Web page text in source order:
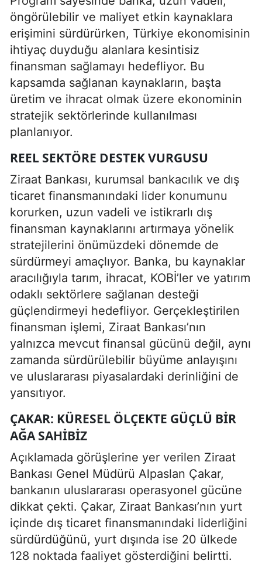
öngörülebilir ve maliyet etkin kaynaklara
erişimini sürdürürken, Türkiye ekonomisinin
ihtiyaç duyduğu alanlara kesintisiz
finansman sağlamayı hedefliyor. Bu
kapsamda sağlanan kaynakların, başta
üretim ve ihracat olmak üzere ekonominin
stratejik sektörlerinde kullanılması
planlanıyor.
REEL SEKTÖRE DESTEK VURGUSU
Ziraat Bankası, kurumsal bankacılık ve dış
ticaret finansmanındaki lider konumunu
korurken, uzun vadeli ve istikrarlı dış
finansman kaynaklarını artırmaya yönelik
stratejilerini önümüzdeki dönemde de
sürdürmeyi amaçlıyor. Banka, bu kaynaklar
aracılığıyla tarım, ihracat, KOBİ’ler ve yatırım
odaklı sektörlere sağlanan desteği
güçlendirmeyi hedefliyor. Gerçekleştirilen
finansman işlemi, Ziraat Bankası’nın
yalnızca mevcut finansal gücünü değil, aynı
zamanda sürdürülebilir büyüme anlayışını
ve uluslararası piyasalardaki derinliğini de
yansıtıyor.
ÇAKAR: KÜRESEL ÖLÇEKTE GÜÇLÜ BIR
AĞA SAHIBIZ
Açıklamada görüşlerine yer verilen Ziraat
Bankası Genel Müdürü Alpaslan Çakar,
bankanın uluslararası operasyonel gücüne
dikkat çekti. Çakar, Ziraat Bankası’nın yurt
içinde dış ticaret finansmanındaki liderliğini
sürdürdüğünü, yurt dışında ise 20 ülkede
128 noktada faaliyet gösterdiğini belirtti.